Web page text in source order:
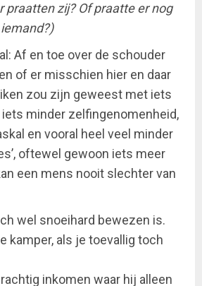
praatten zij? Of praatte er nog
Af en toe over de schouder
of er misschien hier en daar
zou zijn geweest met iets
minder zelfingenomenheid,
en vooral heel veel minder
oftewel gewoon iets meer
een mens nooit slechter van
wel snoeihard bewezen is.
kamper, als je toevallig toch
inkomen waar hij alleen